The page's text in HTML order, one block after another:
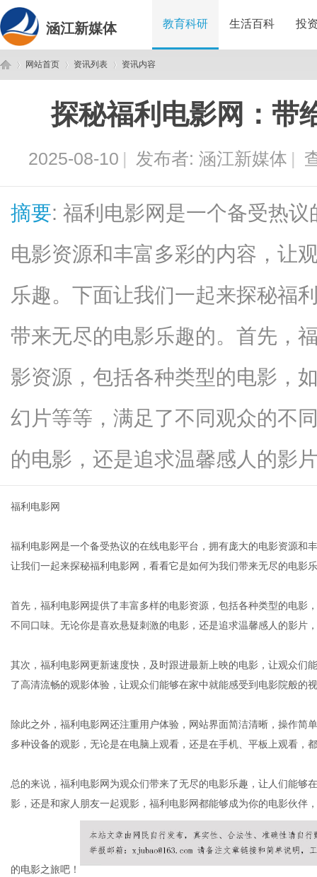
涵江新媒体 教育科研 生活百科 投
网站首页
›
资讯列表 资讯内容
探秘福利电影网：带
2025-08-10 | 发布者: 涵江新媒体 |
摘要: 福利电影网是一个备受热
电影资源和丰富多彩的内容，让
乐趣。下面让我们一起来探秘福
带来无尽的电影乐趣的。首先，
影资源，包括各种类型的电影，
幻片等等，满足了不同观众的不
的电影，还是追求温馨感人的影
福利电影网
福利电影网是一个备受热议的在线电影平台，拥有庞大的电影资源和
让我们一起来探秘福利电影网，看看它是如何为我们带来无尽的电影
首先，福利电影网提供了丰富多样的电影资源，包括各种类型的电影
不同口味。无论你是喜欢悬疑刺激的电影，还是追求温馨感人的影片
其次，福利电影网更新速度快，及时跟进最新上映的电影，让观众们
了高清流畅的观影体验，让观众们能够在家中就能感受到电影院般的
除此之外，福利电影网还注重用户体验，网站界面简洁清晰，操作简
多种设备的观影，无论是在电脑上观看，还是在手机、平板上观看，
总的来说，福利电影网为观众们带来了无尽的电影乐趣，让人们能够
影，还是和家人朋友一起观影，福利电影网都能够成为你的电影伙伴
的电影之旅吧！